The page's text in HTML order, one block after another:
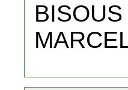
BISOUS